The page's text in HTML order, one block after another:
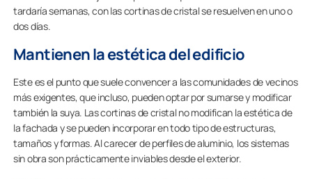
tardaría semanas, con las cortinas de cristal se resuelven en uno o
dos días.
Mantienen la estética del edificio
Este es el punto que suele convencer a las comunidades de vecinos
más exigentes, que incluso, pueden optar por sumarse y modificar
también la suya. Las cortinas de cristal no modifican la estética de
la fachada y se pueden incorporar en todo tipo de estructuras,
tamaños y formas. Al carecer de perfiles de aluminio, los sistemas
sin obra son prácticamente inviables desde el exterior.